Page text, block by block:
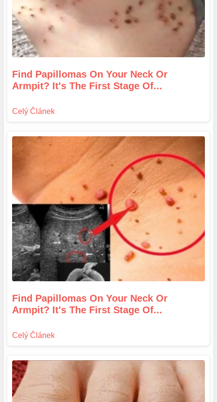
Find Papillomas On Your Neck Or
Armpit? It's The First Stage Of...
Find Papillomas On Your Neck Or
Armpit? It's The First Stage Of...